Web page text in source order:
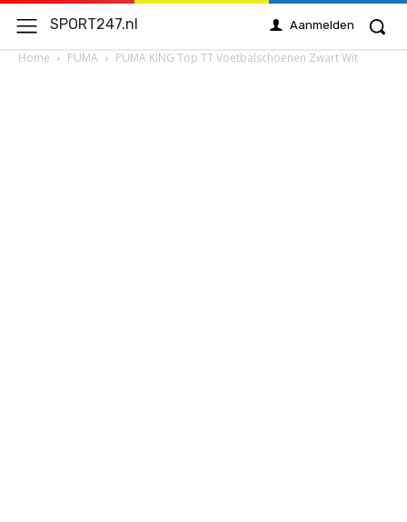
SPORT247.nl Aanmelden
Home PUMA PUMA KING Top TT Voetbalschoenen Zwart Wit